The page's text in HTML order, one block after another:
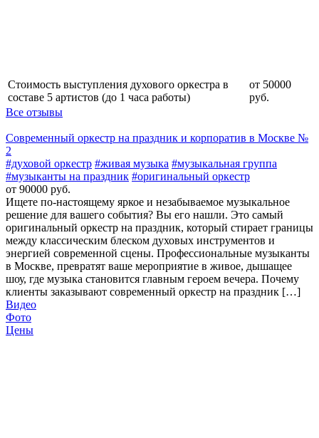
Стоимость выступления духового оркестра в
составе 5 артистов (до 1 часа работы)
от 50000
руб.
Все отзывы
Современный оркестр на праздник и корпоратив в Москве №
2
#духовой оркестр #живая музыка #музыкальная группа
#музыканты на праздник #оригинальный оркестр
от 90000 руб.
Ищете по-настоящему яркое и незабываемое музыкальное
решение для вашего события? Вы его нашли. Это самый
оригинальный оркестр на праздник, который стирает границы
между классическим блеском духовых инструментов и
энергией современной сцены. Профессиональные музыканты
в Москве, превратят ваше мероприятие в живое, дышащее
шоу, где музыка становится главным героем вечера. Почему
клиенты заказывают современный оркестр на праздник […]
Видео
Фото
Цены